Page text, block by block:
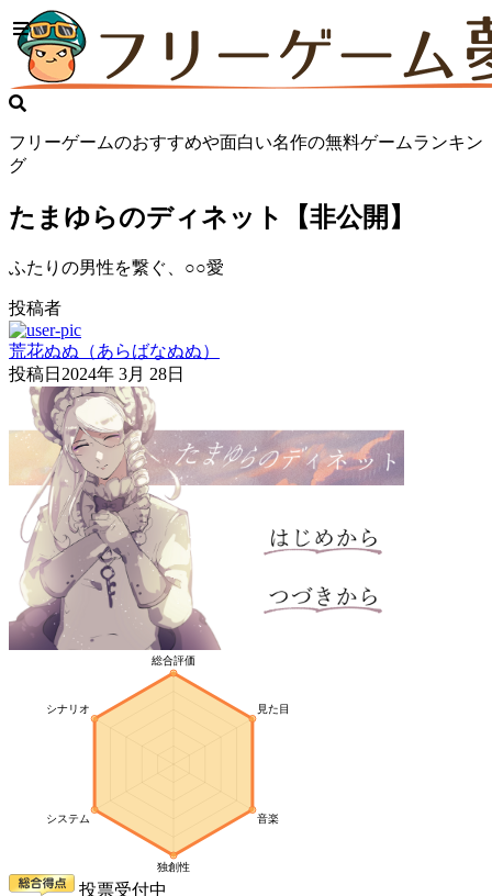
フリーゲームのおすすめや面白い名作の無料ゲームランキン
グ
たまゆらのディネット【非公開】
ふたりの男性を繋ぐ、○○愛
投稿者
荒花ぬぬ（あらばなぬぬ）
投稿日 2024年 3月 28日
投票受付中